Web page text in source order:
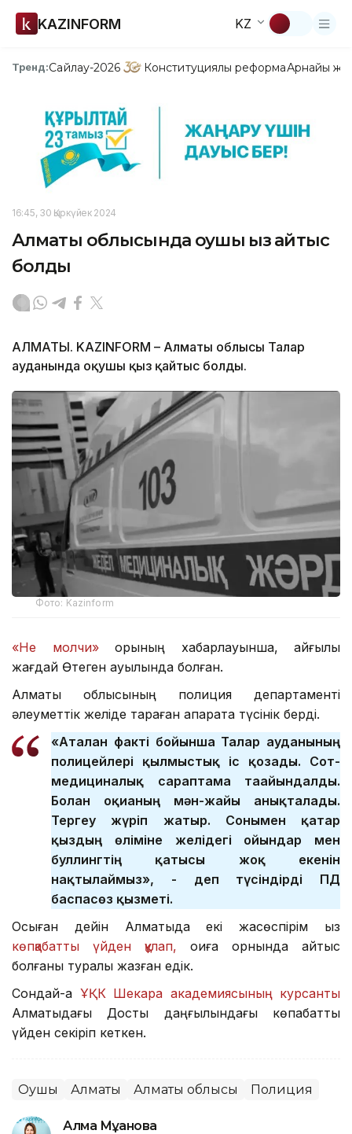
KAZINFORM KZ
Тренд:Сайлау-2026 Конституциялық реформаАрнайы
16:45, 30 Қыркүйек 2024
Алматы облысында оқушы қыз қайтыс
болды
АЛМАТЫ. KAZINFORM – Алматы облысы Талғар
ауданында оқушы қыз қайтыс болды.
Фото: Kazinform
«Не молчи»қорының хабарлауынша, қайғылы
жағдай Өтеген ауылында болған.
Алматы облысының полиция департаменті
әлеуметтік желіде тараған ақпаратқа түсінік берді.
«Аталған факті бойынша Талғар ауданының
полицейлері қылмыстық іс қозғады. Сот-
медициналық сараптама тағайындалды.
Болған оқиғаның мән-жайы анықталады.
Тергеу жүріп жатыр. Сонымен қатар
қыздың өліміне желідегі ойындар мен
буллингтің қатысы жоқ екенін
нақтылаймыз», - деп түсіндірді ПД
баспасөз қызметі.
Осыған дейін Алматыда екі жасөспірім қыз
көпқабатты үйден құлап, оқиға орнында қайтыс
болғаны туралы жазған едік.
Сондай-ақ ҰҚК Шекара академиясының курсанты
Алматыдағы Достық даңғылындағы көпқабатты
үйден секіріп кеткен.
Оқушы Алматы Алматы облысы Полиция
Алма Мұқанова